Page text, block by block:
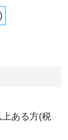
ある方(税